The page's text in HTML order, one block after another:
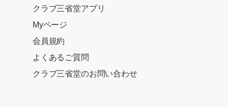
クラブ三省堂アプリ
Myページ
会員規約
よくあるご質問
クラブ三省堂のお問い合わせ